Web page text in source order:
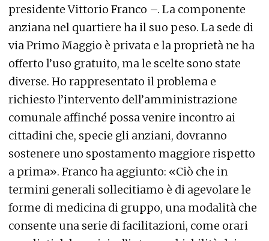
presidente Vittorio Franco –. La componente
anziana nel quartiere ha il suo peso. La sede di
via Primo Maggio è privata e la proprietà ne ha
offerto l’uso gratuito, ma le scelte sono state
diverse. Ho rappresentato il problema e
richiesto l’intervento dell’amministrazione
comunale affinché possa venire incontro ai
cittadini che, specie gli anziani, dovranno
sostenere uno spostamento maggiore rispetto
a prima». Franco ha aggiunto: «Ciò che in
termini generali sollecitiamo è di agevolare le
forme di medicina di gruppo, una modalità che
consente una serie di facilitazioni, come orari